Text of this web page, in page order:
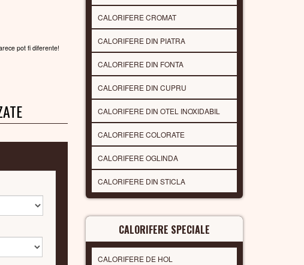
pot fi diferente!
CALORIFERE CROMAT
CALORIFERE DIN PIATRA
CALORIFERE DIN FONTA
CALORIFERE DIN CUPRU
CALORIFERE DIN OTEL INOXIDABIL
CALORIFERE COLORATE
CALORIFERE OGLINDA
CALORIFERE DIN STICLA
CALORIFERE SPECIALE
CALORIFERE DE HOL